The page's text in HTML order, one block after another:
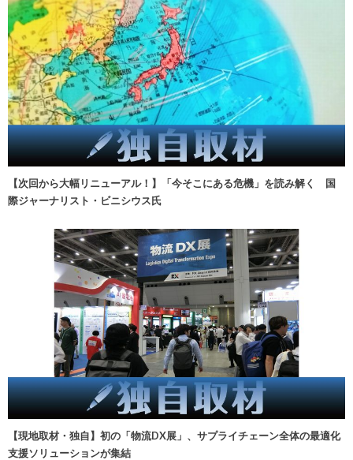
【次回から大幅リニューアル！】「今そこにある危機」を読み解く 国
際ジャーナリスト・ビニシウス氏
【現地取材・独自】初の「物流DX展」、サプライチェーン全体の最適化
支援ソリューションが集結